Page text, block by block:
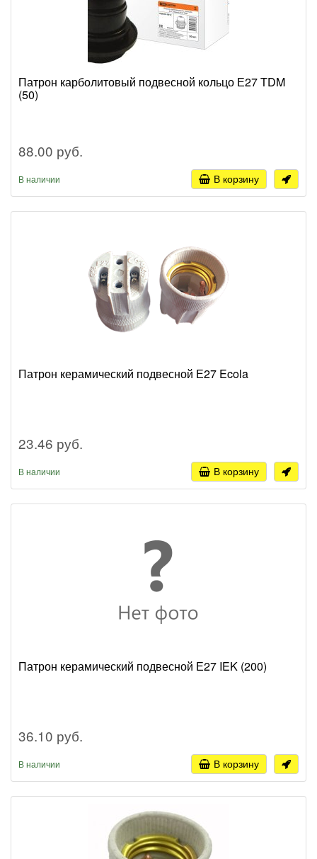
Патрон карболитовый подвесной кольцо Е27 TDM
(50)
88.00 руб.
В наличии В корзину
Патрон керамический подвесной Е27 Ecola
23.46 руб.
В наличии В корзину
Патрон керамический подвесной Е27 IEK (200)
36.10 руб.
В наличии В корзину